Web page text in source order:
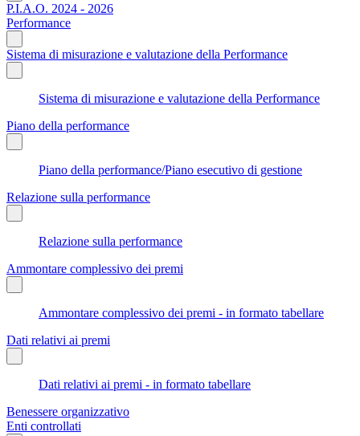
P.I.A.O. 2024 - 2026
Performance
Sistema di misurazione e valutazione della Performance
Sistema di misurazione e valutazione della Performance
Piano della performance
Piano della performance/Piano esecutivo di gestione
Relazione sulla performance
Relazione sulla performance
Ammontare complessivo dei premi
Ammontare complessivo dei premi - in formato tabellare
Dati relativi ai premi
Dati relativi ai premi - in formato tabellare
Benessere organizzativo
Enti controllati